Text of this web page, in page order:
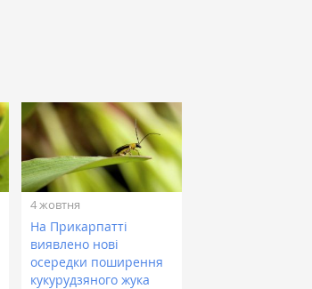
4 жовтня
На Прикарпатті
виявлено нові
осередки поширення
кукурудзяного жука